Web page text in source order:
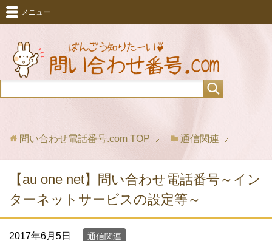
メニュー
問い合わせ電話番号.com TOP 通信関連
【au one net】問い合わせ電話番号～イン
ターネットサービスの設定等～
2017年6月5日 通信関連